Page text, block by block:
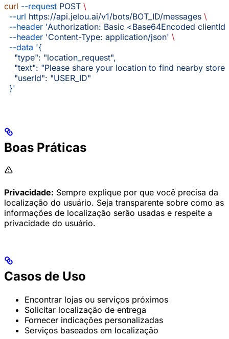
curl --request POST \
  --url
https://api.jelou.ai/v1/bots/BOT_ID/messages \
  --header
'Authorization: Basic <Base64Encoded
  --header
'Content-Type: application/json' \
  --data
'{
    "type": "location_request",
"text": "Please share your location to find nearby
    "userId": "USER_ID"
  }'
Boas Práticas
Privacidade: Sempre explique por que você precisa da
localização do usuário. Seja transparente sobre como as
informações de localização serão usadas e respeite a
privacidade do usuário.
Casos de Uso
Encontrar lojas ou serviços próximos
Solicitar localização de entrega
Fornecer indicações personalizadas
Serviços baseados em localização